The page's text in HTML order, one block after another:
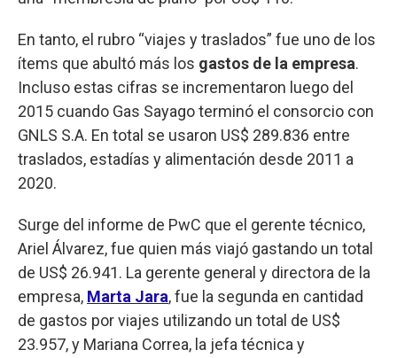
En tanto, el rubro “viajes y traslados” fue uno de los
ítems que abultó más los gastos de la empresa.
Incluso estas cifras se incrementaron luego del
2015 cuando Gas Sayago terminó el consorcio con
GNLS S.A. En total se usaron US$ 289.836 entre
traslados, estadías y alimentación desde 2011 a
2020.
Surge del informe de PwC que el gerente técnico,
Ariel Álvarez, fue quien más viajó gastando un total
de US$ 26.941. La gerente general y directora de la
empresa, Marta Jara, fue la segunda en cantidad
de gastos por viajes utilizando un total de US$
23.957, y Mariana Correa, la jefa técnica y